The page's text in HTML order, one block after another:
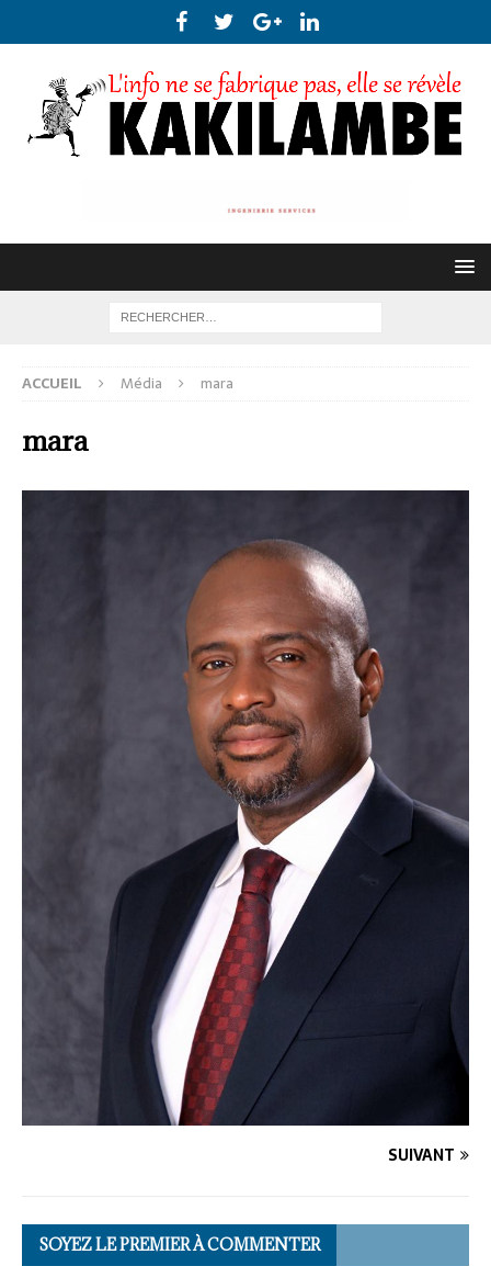
ACCUEIL Média mara
mara
SUIVANT
SOYEZ LE PREMIER À COMMENTER